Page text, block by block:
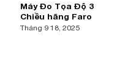
Máy Đo Tọa Độ 3
Chiều hãng Faro
Tháng 9 18, 2025